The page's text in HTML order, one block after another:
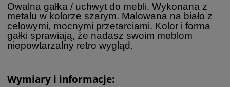
Owalna gałka / uchwyt do mebli. Wykonana z
metalu w kolorze szarym. Malowana na biało z
celowymi, mocnymi przetarciami. Kolor i forma
gałki sprawiają, że nadasz swoim meblom
niepowtarzalny retro wygląd.
Wymiary i informacje: